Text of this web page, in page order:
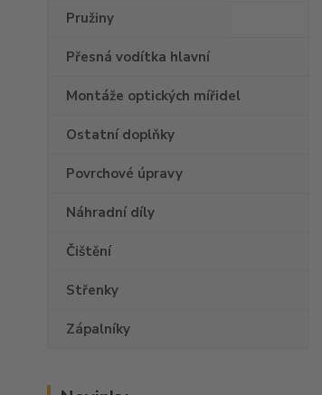
Pružiny
Přesná vodítka hlavní
Montáže optických mířidel
Ostatní doplňky
Povrchové úpravy
Náhradní díly
Čištění
Střenky
Zápalníky